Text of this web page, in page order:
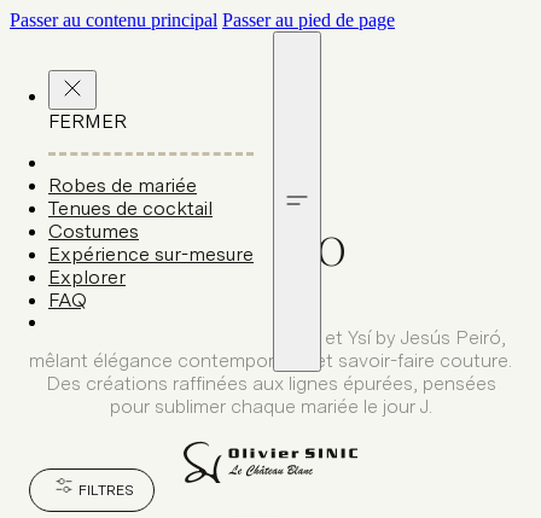
Passer au contenu principal Passer au pied de page
FERMER
Robes de mariée
Tenues de cocktail
Costumes
Expérience sur-mesure
Explorer
FAQ
JesusP o
Découvrez les lignes Jesús Peiró et Ysí by Jesús Peiró,
mêlant élégance contemporaine et savoir-faire couture.
Des créations raffinées aux lignes épurées, pensées
pour sublimer chaque mariée le jour J.
FILTRES